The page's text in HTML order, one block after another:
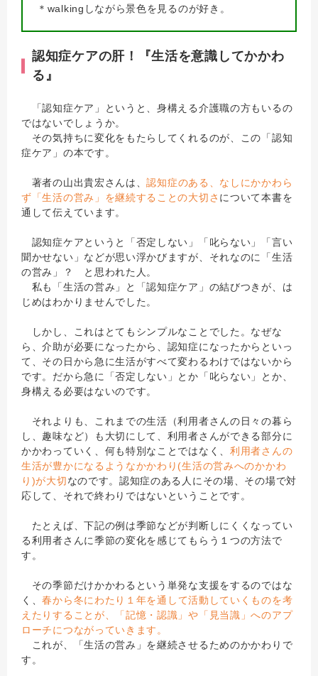
＊walkingしながら景色を見るのが好き。
認知症ケアの肝！『生活を意識してかかわ
る』
「認知症ケア」というと、身構える介護職の方もいるの
ではないでしょうか。
その気持ちに変化をもたらしてくれるのが、この「認知
症ケア」の本です。
著者の山出貴宏さんは、認知症のある、なしにかかわら
ず「生活の営み」を継続することの大切さ について本書を
通して伝えています。
認知症ケアというと「否定しない」「叱らない」「言い
聞かせない」などが思い浮かびますが、それなのに「生活
の営み」？ と思われた人。
私も「生活の営み」と「認知症ケア」の結びつきが、は
じめはわかりませんでした。
しかし、これはとてもシンプルなことでした。なぜな
ら、介助が必要になったから、認知症になったからといっ
て、その日から急に生活がすべて変わるわけではないから
です。だから急に「否定しない」とか「叱らない」とか、
身構える必要はないのです。
それよりも、これまでの生活（利用者さんの日々の暮ら
し、趣味など）も大切にして、利用者さんができる部分に
かかわっていく、何も特別なことではなく、 利用者さんの
生活が豊かになるようなかかわり(生活の営みへのかかわ
り)が大切なのです。認知症のある人にその場、その場で対
応して、それで終わりではないということです。
たとえば、下記の例は季節などが判断しにくくなってい
る利用者さんに季節の変化を感じてもらう１つの方法で
す。
その季節だけかかわるという単発な支援をするのではな
く、春から冬にわたり１年を通して活動していくものを考
えたりすることが、「記憶・認識」や「見当識」へのアプ
ローチにつながっていきます。
これが、「生活の営み」を継続させるためのかかわりで
す。